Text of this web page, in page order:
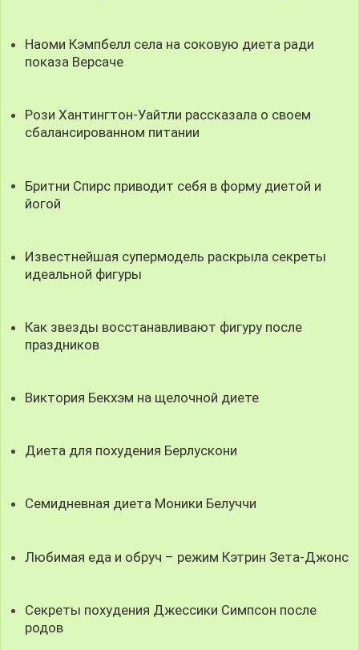
Наоми Кэмпбелл села на соковую диета ради
показа Версаче
Рози Хантингтон-Уайтли рассказала о своем
сбалансированном питании
Бритни Спирс приводит себя в форму диетой и
йогой
Известнейшая супермодель раскрыла секреты
идеальной фигуры
Как звезды восстанавливают фигуру после
праздников
Виктория Бекхэм на щелочной диете
Диета для похудения Берлускони
Семидневная диета Моники Белуччи
Любимая еда и обруч – режим Кэтрин Зета-Джонс
Секреты похудения Джессики Симпсон после
родов